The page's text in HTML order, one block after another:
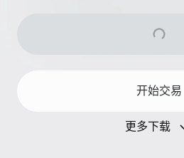
开始交易
更多下载